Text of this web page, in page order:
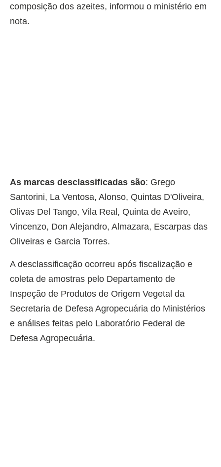
composição dos azeites, informou o ministério em
nota.
As marcas desclassificadas são: Grego
Santorini, La Ventosa, Alonso, Quintas D'Oliveira,
Olivas Del Tango, Vila Real, Quinta de Aveiro,
Vincenzo, Don Alejandro, Almazara, Escarpas das
Oliveiras e Garcia Torres.
A desclassificação ocorreu após fiscalização e
coleta de amostras pelo Departamento de
Inspeção de Produtos de Origem Vegetal da
Secretaria de Defesa Agropecuária do Ministérios
e análises feitas pelo Laboratório Federal de
Defesa Agropecuária.